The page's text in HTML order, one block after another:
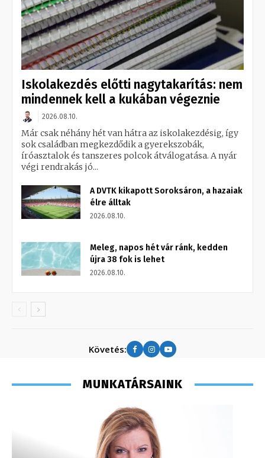
Iskolakezdés előtti nagytakarítás: nem
mindennek kell a kukában végeznie
2026.08.10.
Már csak néhány hét van hátra az iskolakezdésig, így
sok családban megkezdődik a gyerekszobák,
íróasztalok és tanszeres polcok átválogatása. A nyár
végi rendrakás jó...
A DVTK kikapott Soroksáron, a hazaiak
élre álltak
2026.08.10.
Meleg, napos hét vár ránk, kedden
újra 38 fok is lehet
2026.08.10.
Követés:
MUNKATÁRSAINK